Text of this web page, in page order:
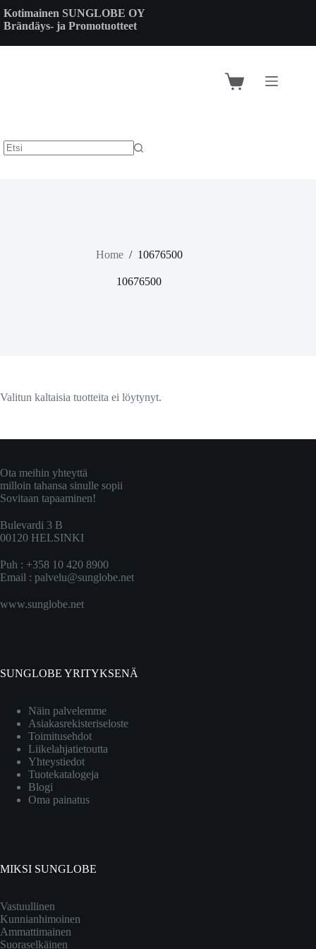
to
content
Kotimainen SUNGLOBE OY
Brändäys- ja Promotuotteet
Shopping
Home / 10676500
10676500
Valitun kaltaisia tuotteita ei löytynyt.
Ota meihin yhteyttä
milloin tahansa sinulle sopii
Sovitaan tapaaminen!
Bulevardi 3 B
00120 HELSINKI
Puh : +358 10 420 8900
Email : palvelu@sunglobe.net
www.sunglobe.net
SUNGLOBE YRITYKSENÄ
Näin palvelemme
Asiakasrekisteriseloste
Toimitusehdot
Liikelahjatietoutta
Yhteystiedot
Tuotekatalogeja
Blogi
Oma painatus
MIKSI SUNGLOBE
Vastuullinen
Kunnianhimoinen
Ammattimainen
Suoraselkäinen